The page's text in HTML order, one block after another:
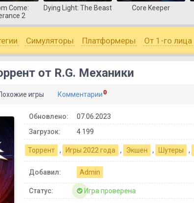
Come:
2
Dying Light: The Beast Core Keeper
Симуляторы Платформеры От 1-го лица
от R.G. Механики
игры Комментарии 0
Обновлено:
07.06.2023
Загрузок:
4 199
Торрент , Игры 2022 года , Экшен , Шутеры ,
Добавил: Admin
Статус: Игра проверена